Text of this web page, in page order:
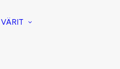
VÄRIT